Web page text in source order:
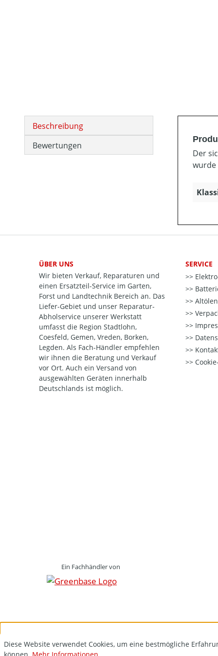
Beschreibung
Bewertungen
Der
wurde
ÜBER UNS
Wir bieten Verkauf, Reparaturen und
einen Ersatzteil-Service im Garten,
Forst und Landtechnik Bereich an. Das
Liefer-Gebiet und unser Reparatur-
Abholservice unserer Werkstatt
umfasst die Region Stadtlohn,
Coesfeld, Gemen, Vreden, Borken,
Legden. Als Fach-Händler empfehlen
wir ihnen die Beratung und Verkauf
vor Ort. Auch ein Versand von
ausgewählten Geräten innerhalb
Deutschlands ist möglich.
SERVICE
Ein Fachhändler von
Diese Website verwendet Cookies, um eine bestmögliche